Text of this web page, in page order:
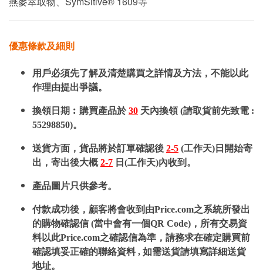
優惠條款及細則
用戶必須先了解及清楚購買之詳情及方法，不能以此
作理由提出爭議。
換領日期︰購買產品於30 天內換領 (請取貨前先致電 :
55298850)。
送貨方面，貨品將於訂單確認後 2-5 (工作天)日開始寄
出，寄出後大概2-7 日(工作天)內收到。
產品圖片只供參考。
付款成功後，顧客將會收到由Price.com之系統所發出
的購物確認信 (當中會有一個QR Code)，所有交易資
料以此Price.com之確認信為準，請務求在確定購買前
確認填妥正確的聯絡資料 , 如需送貨請填寫詳細送貨
地址。